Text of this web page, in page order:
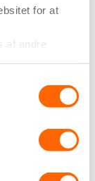
for at
andre
tryk på ’Vis